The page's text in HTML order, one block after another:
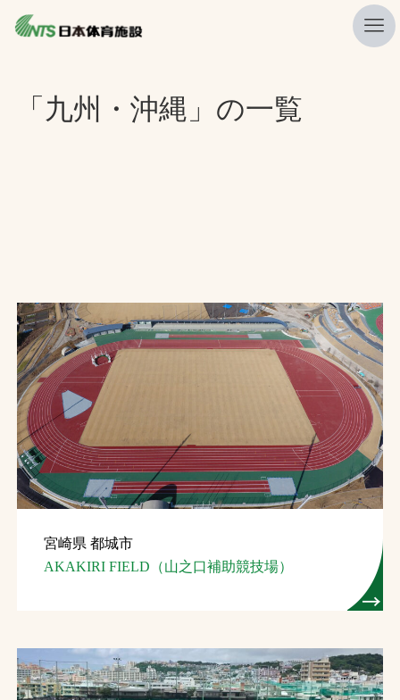
ニュース
会社概要
採用情報
検索
お問合せ
お取引先の皆様へ
ソーシャルメディアポリシー
「九州・沖縄」の一覧
宮崎県 都城市
AKAKIRI FIELD（山之口補助競技場）